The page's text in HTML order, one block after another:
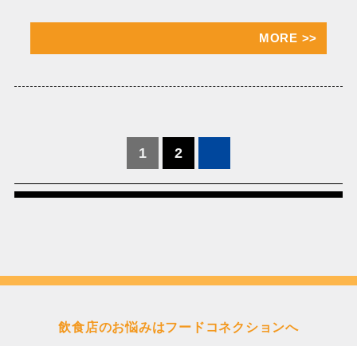
MORE >>
の
1 2
飲食店のお悩みはフードコネクションへ